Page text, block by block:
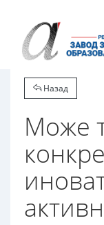
Назад
Може